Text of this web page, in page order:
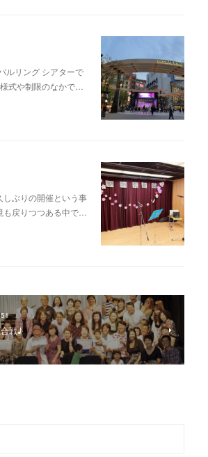
ルリング シアターで
式や制限のなかで…
ぶりの開催という事
戻りつつある中で…
戦♪